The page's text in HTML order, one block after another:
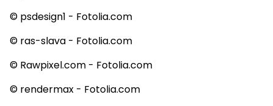
© psdesign1 - Fotolia.com
© ras-slava - Fotolia.com
© Rawpixel.com - Fotolia.com
© rendermax - Fotolia.com